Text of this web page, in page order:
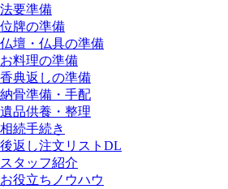
法要準備
位牌の準備
仏壇・仏具の準備
お料理の準備
香典返しの準備
納骨準備・手配
遺品供養・整理
相続手続き
後返し注文リストDL
スタッフ紹介
お役立ちノウハウ